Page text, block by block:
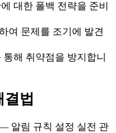
대한 폴백 전략을 준비
여 문제를 조기에 발견
해 취약점을 방지합니
법
— 알림 규칙 설정 실전 관